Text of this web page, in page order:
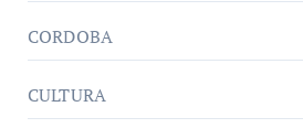
CORDOBA
CULTURA